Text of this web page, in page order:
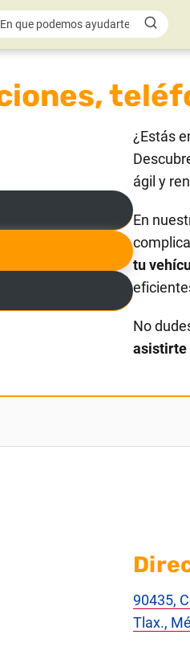
¿Estás
ágil y
En
tu
No
asistirte
90435,
Tlax.,